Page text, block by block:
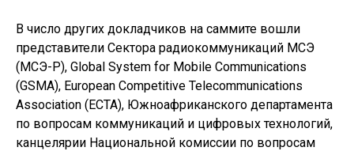
В число других докладчиков на саммите вошли
представители Сектора радиокоммуникаций МСЭ
(МСЭ-Р), Global System for Mobile Communications
(GSMA), European Competitive Telecommunications
Association (ECTA), Южноафриканского департамента
по вопросам коммуникаций и цифровых технологий,
канцелярии Национальной комиссии по вопросам